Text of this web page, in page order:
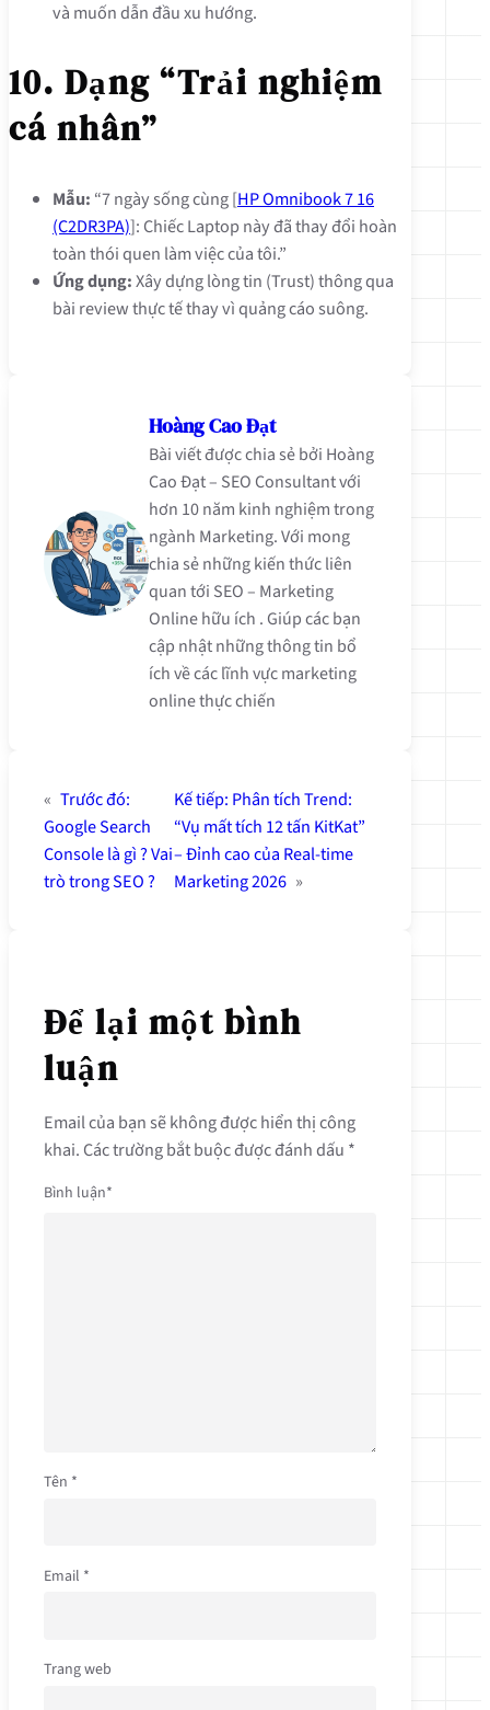
và muốn dẫn đầu xu hướng.
10. Dạng “Trải nghiệm
cá nhân”
Mẫu: “7 ngày sống cùng [HP Omnibook 7 16
(C2DR3PA)]: Chiếc Laptop này đã thay đổi hoàn
toàn thói quen làm việc của tôi.”
Ứng dụng:Xây dựng lòng tin (Trust) thông qua
bài review thực tế thay vì quảng cáo suông.
Hoàng Cao Đạt
Bài viết được chia sẻ bởi Hoàng
Cao Đạt – SEO Consultant với
hơn 10 năm kinh nghiệm trong
ngành Marketing. Với mong
chia sẻ những kiến thức liên
quan tới SEO – Marketing
Online hữu ích . Giúp các bạn
cập nhật những thông tin bổ
ích về các lĩnh vực marketing
online thực chiến
« Trước đó:
Google Search
Console là gì ? Vai
trò trong SEO ?
Kế tiếp: Phân tích Trend:
“Vụ mất tích 12 tấn KitKat”
– Đỉnh cao của Real-time
Marketing 2026 »
Để lại một bình
luận
Email của bạn sẽ không được hiển thị công
khai. Các trường bắt buộc được đánh dấu *
Bình luận*
Tên *
Email *
Trang web